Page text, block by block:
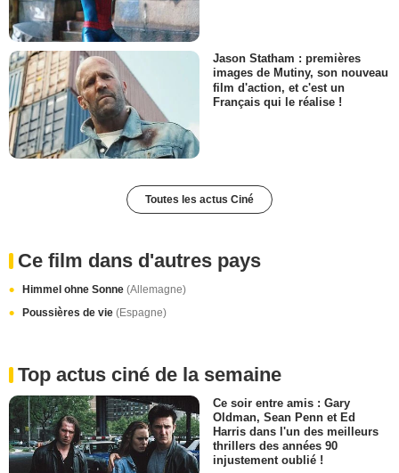
Jason Statham : premières
images de Mutiny, son nouveau
film d'action, et c'est un
Français qui le réalise !
Toutes les actus Ciné
Ce film dans d'autres pays
Himmel ohne Sonne (Allemagne)
Poussières de vie (Espagne)
Top actus ciné de la semaine
Ce soir entre amis : Gary
Oldman, Sean Penn et Ed
Harris dans l'un des meilleurs
thrillers des années 90
injustement oublié !